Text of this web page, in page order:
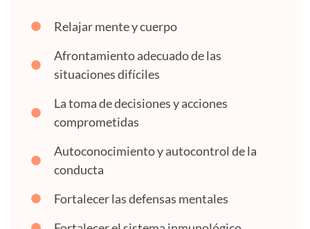
Relajar mente y cuerpo
Afrontamiento adecuado de las
situaciones difíciles
La toma de decisiones y acciones
comprometidas
Autoconocimiento y autocontrol de la
conducta
Fortalecer las defensas mentales